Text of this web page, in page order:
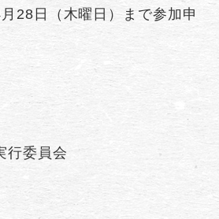
28日（木曜日）まで参加申
行委員会